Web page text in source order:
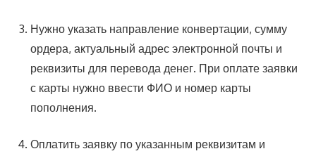
Нужно указать направление конвертации, сумму
ордера, актуальный адрес электронной почты и
реквизиты для перевода денег. При оплате заявки
с карты нужно ввести ФИО и номер карты
пополнения.
Оплатить заявку по указанным реквизитам и